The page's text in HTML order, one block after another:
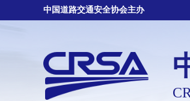
中国道路交通安全协会主办